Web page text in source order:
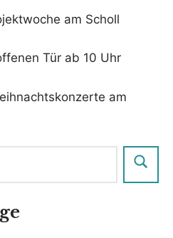
am Scholl
Tür ab 10 Uhr
am